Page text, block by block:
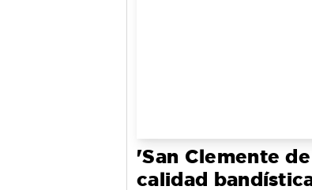
'San Clemente
calidad